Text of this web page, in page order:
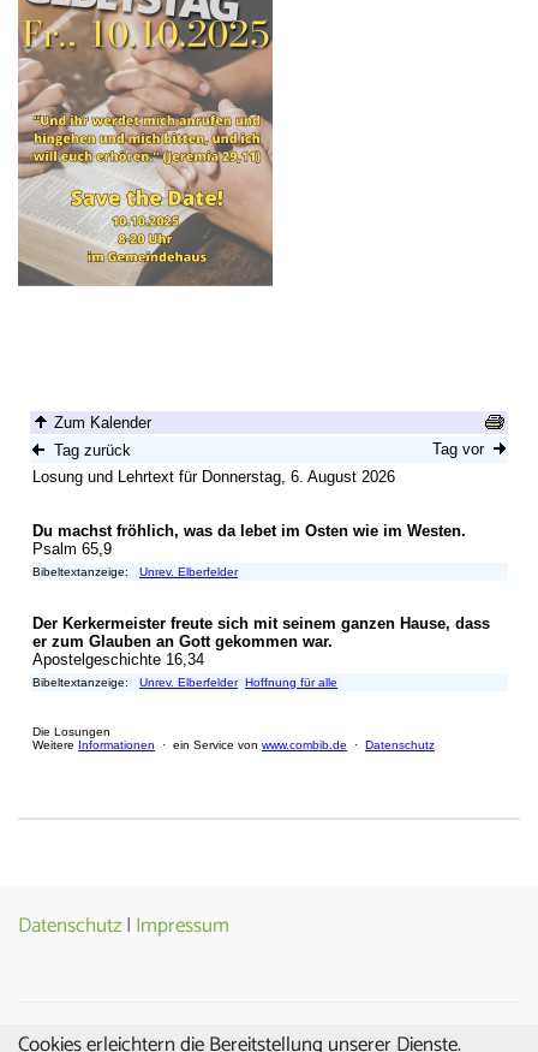
Datenschutz| Impressum
Cookies erleichtern die Bereitstellung unserer Dienste.